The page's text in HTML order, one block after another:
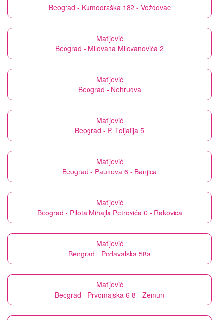
Beograd - Kumodraška 182 - Voždovac
Matijević
Beograd - Milovana Milovanovića 2
Matijević
Beograd - Nehruova
Matijević
Beograd - P. Toljatija 5
Matijević
Beograd - Paunova 6 - Banjica
Matijević
Beograd - Pilota Mihajla Petrovića 6 - Rakovica
Matijević
Beograd - Podavalska 58a
Matijević
Beograd - Prvomajska 6-8 - Zemun